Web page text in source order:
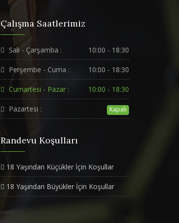
Çalışma Saatlerimiz
Salı - Çarşamba : 10:00 - 18:30
Perşembe - Cuma : 10:00 - 18:30
Cumartesi - Pazar : 10:00 - 18:30
Pazartesi : Kapalı
Randevu Koşulları
18 Yaşından Küçükler İçin Koşullar
18 Yaşından Büyükler İçin Koşullar